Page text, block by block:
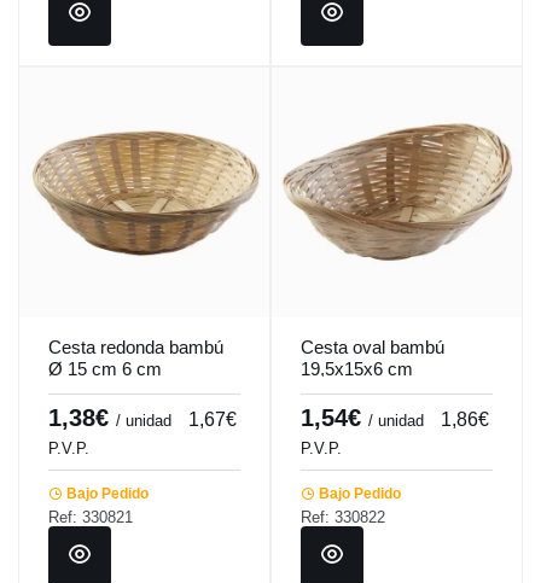
Cesta redonda bambú
Ø 15 cm 6 cm
Pro.mundi
1,38€ / unidad 1,67€
P.V.P.
Bajo Pedido
Ref: 330821
Cesta oval bambú
19,5x15x6 cm
Pro.mundi
1,54€ / unidad 1,86€
P.V.P.
Bajo Pedido
Ref: 330822